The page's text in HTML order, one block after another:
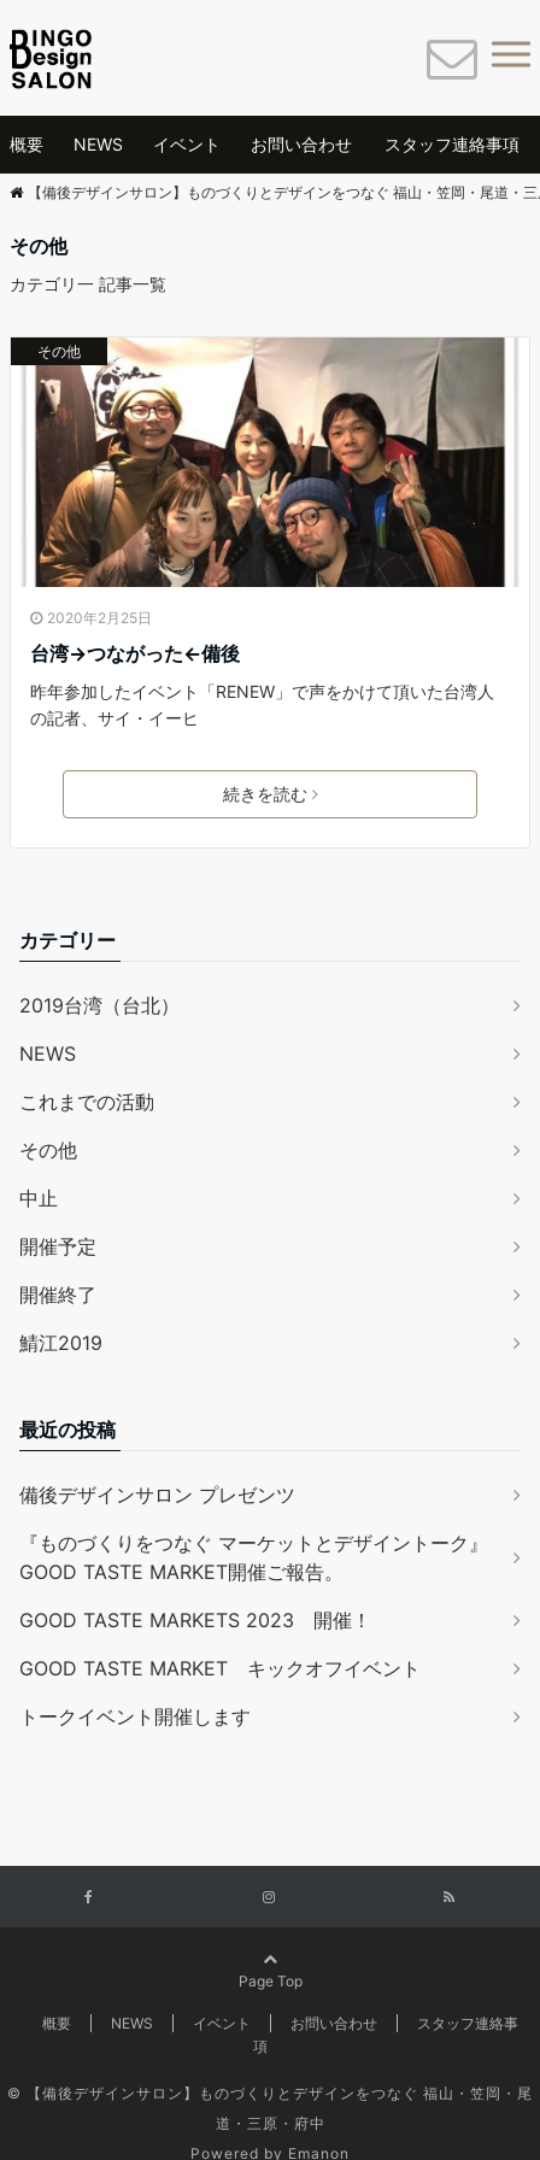
概要 NEWS イベント お問い合わせ スタッフ連絡事項
【備後デザインサロン】ものづくりとデザインをつなぐ 福山・笠岡・尾道・
その他
カテゴリ一 記事一覧
その他
2020年2月25日
台湾→つながった←備後
昨年参加したイベント「RENEW」で声をかけて頂いた台湾人
の記者、サイ・イーヒ
続きを読む
カテゴリー
2019台湾（台北）
NEWS
これまでの活動
その他
中止
開催予定
開催終了
鯖江2019
最近の投稿
備後デザインサロン プレゼンツ
『ものづくりをつなぐ マーケットとデザイントーク』
GOOD TASTE MARKET開催ご報告。
GOOD TASTE MARKETS 2023 開催！
GOOD TASTE MARKET キックオフイベント
トークイベント開催します
Page Top
概要 NEWS イベント お問い合わせ
スタッフ連絡事
項
© 【備後デザインサロン】ものづくりとデザインをつなぐ 福山・笠岡・尾
道・三原・府中
Powered by Emanon